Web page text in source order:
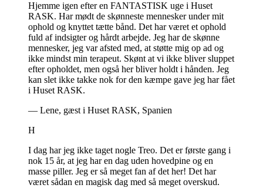
Hjemme igen efter en FANTASTISK uge i Huset
RASK. Har mødt de skønneste mennesker under mit
ophold og knyttet tætte bånd. Det har været et ophold
fuld af indsigter og hårdt arbejde. Jeg har de skønne
mennesker, jeg var afsted med, at støtte mig op ad og
ikke mindst min terapeut. Skønt at vi ikke bliver sluppet
efter opholdet, men også her bliver holdt i hånden. Jeg
kan slet ikke takke nok for den kæmpe gave jeg har fået
i Huset RASK.
— Lene, gæst i Huset RASK, Spanien
H
I dag har jeg ikke taget nogle Treo. Det er første gang i
nok 15 år, at jeg har en dag uden hovedpine og en
masse piller. Jeg er så meget fan af det her! Det har
været sådan en magisk dag med så meget overskud.